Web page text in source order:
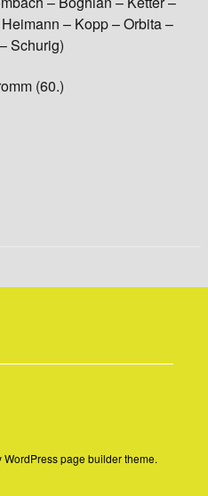
– Kopp – Orbita –
Schurig)
(60.)
WordPress page builder theme.